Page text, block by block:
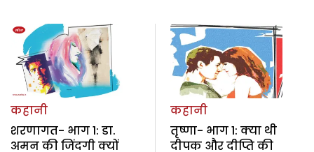
कहानी
शरणागत- भाग 1: डा.
अमन की जिंदगी क्यों
कहानी
तृष्णा- भाग 1: क्या थी
दीपक और दीप्ति की